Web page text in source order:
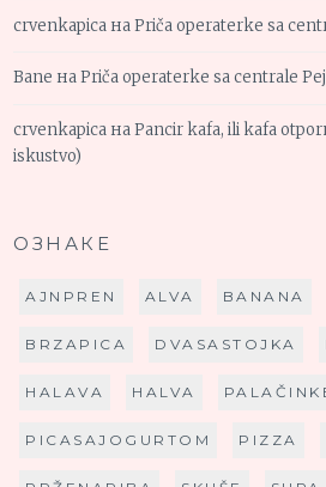
crvenkapica наPriča operaterke sa
Bane наPriča operaterke sa centrale
crvenkapica наPancir kafa, ili kafa
iskustvo)
ОЗНАКЕ
AJNPREN ALVA BANANA
BRZAPICA DVASASTOJKA
HALAVA HALVA
PICASAJOGURTOM PIZZA